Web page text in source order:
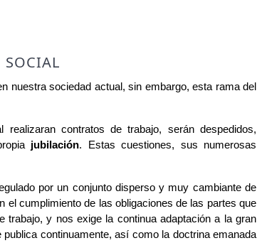
SOCIAL
nuestra sociedad actual, sin embargo, esta rama del
contratos de trabajo, serán despedidos,
jubilación. Estas cuestiones, sus numerosas
por un conjunto disperso y muy cambiante de
el cumplimiento de las obligaciones de las partes que
trabajo, y nos exige la continua adaptación a la gran
continuamente, así como la doctrina emanada